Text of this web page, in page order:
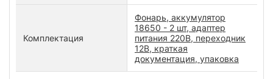
Комплектация
Фонарь, аккумулятор
18650 - 2 шт, адаптер
питания 220В, переходник
12В, краткая
документация, упаковка